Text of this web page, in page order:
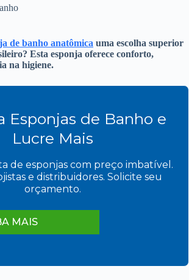
de banho anatômica uma escolha superior
Esta esponja oferece conforto,
na higiene.
Esponjas de Banho e
Lucre Mais
de esponjas com preço imbatível.
e distribuidores. Solicite seu
orçamento.
MAIS